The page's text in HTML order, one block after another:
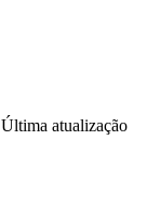
Última atualização